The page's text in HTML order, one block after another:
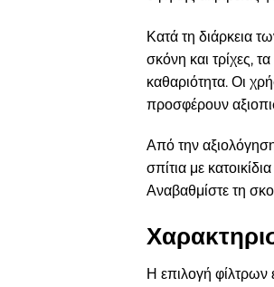
Κατά τη διάρκεια
σκόνη και τρίχες,
καθαριότητα. Οι
προσφέρουν
Από την
σπίτια με
Αναβαθμίστε τη
Η επιλογή φίλτρων